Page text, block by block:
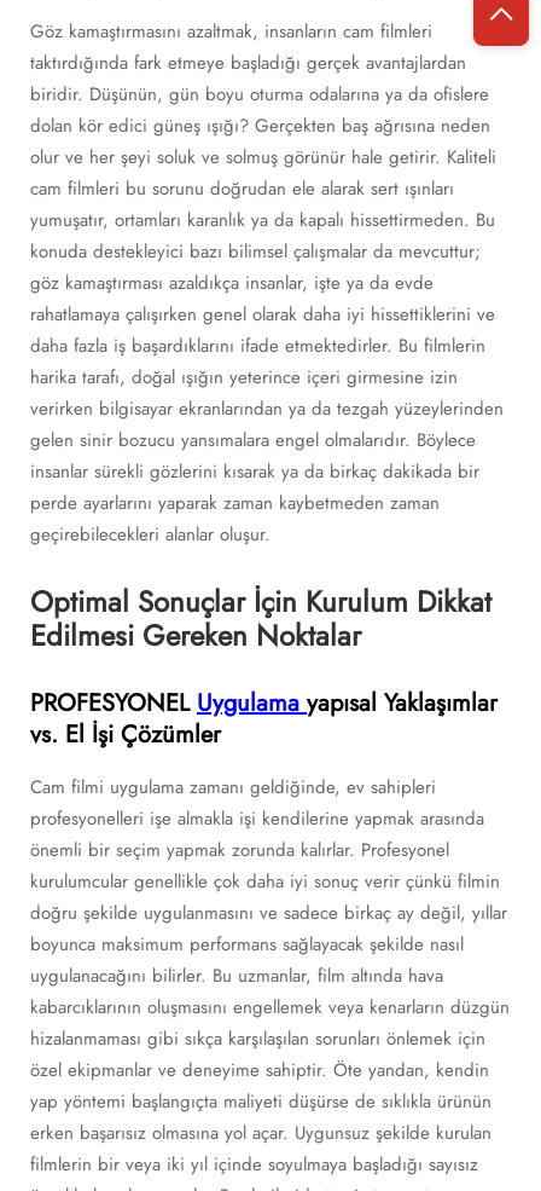
Göz kamaştırmasını azaltmak, insanların cam filmleri
taktırdığında fark etmeye başladığı gerçek avantajlardan
biridir. Düşünün, gün boyu oturma odalarına ya da ofislere
dolan kör edici güneş ışığı? Gerçekten baş ağrısına neden
olur ve her şeyi soluk ve solmuş görünür hale getirir. Kaliteli
cam filmleri bu sorunu doğrudan ele alarak sert ışınları
yumuşatır, ortamları karanlık ya da kapalı hissettirmeden. Bu
konuda destekleyici bazı bilimsel çalışmalar da mevcuttur;
göz kamaştırması azaldıkça insanlar, işte ya da evde
rahatlamaya çalışırken genel olarak daha iyi hissettiklerini ve
daha fazla iş başardıklarını ifade etmektedirler. Bu filmlerin
harika tarafı, doğal ışığın yeterince içeri girmesine izin
verirken bilgisayar ekranlarından ya da tezgah yüzeylerinden
gelen sinir bozucu yansımalara engel olmalarıdır. Böylece
insanlar sürekli gözlerini kısarak ya da birkaç dakikada bir
perde ayarlarını yaparak zaman kaybetmeden zaman
geçirebilecekleri alanlar oluşur.
Optimal Sonuçlar İçin Kurulum Dikkat
Edilmesi Gereken Noktalar
PROFESYONELUygulamayapısal Yaklaşımlar
vs. El İşi Çözümler
Cam filmi uygulama zamanı geldiğinde, ev sahipleri
profesyonelleri işe almakla işi kendilerine yapmak arasında
önemli bir seçim yapmak zorunda kalırlar. Profesyonel
kurulumcular genellikle çok daha iyi sonuç verir çünkü filmin
doğru şekilde uygulanmasını ve sadece birkaç ay değil, yıllar
boyunca maksimum performans sağlayacak şekilde nasıl
uygulanacağını bilirler. Bu uzmanlar, film altında hava
kabarcıklarının oluşmasını engellemek veya kenarların düzgün
hizalanmaması gibi sıkça karşılaşılan sorunları önlemek için
özel ekipmanlar ve deneyime sahiptir. Öte yandan, kendin
yap yöntemi başlangıçta maliyeti düşürse de sıklıkla ürünün
erken başarısız olmasına yol açar. Uygunsuz şekilde kurulan
filmlerin bir veya iki yıl içinde soyulmaya başladığı sayısız